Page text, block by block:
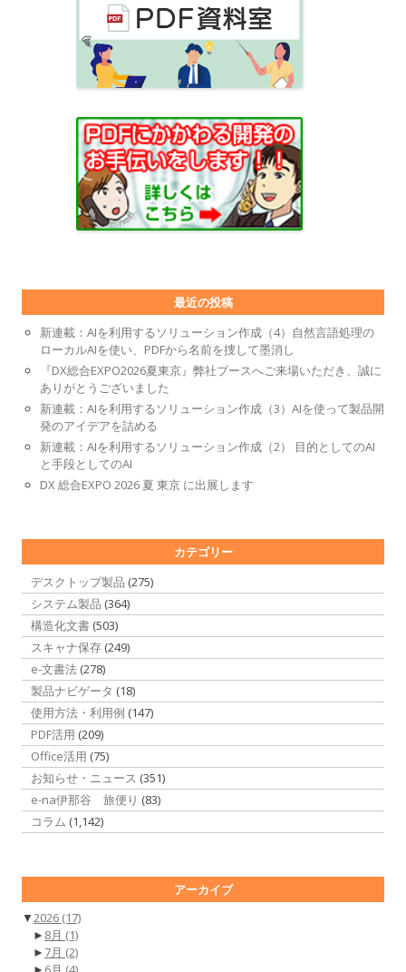
最近の投稿
新連載：AIを利用するソリューション作成（4）自然言語処理の
ローカルAIを使い、PDFから名前を捜して墨消し
『DX総合EXPO2026夏東京』弊社ブースへご来場いただき、誠に
ありがとうございました
新連載：AIを利用するソリューション作成（3）AIを使って製品開
発のアイデアを詰める
新連載：AIを利用するソリューション作成（2） 目的としてのAI
と手段としてのAI
DX 総合EXPO 2026 夏 東京 に出展します
カテゴリー
デスクトップ製品 (275)
システム製品 (364)
構造化文書 (503)
スキャナ保存 (249)
e-文書法 (278)
製品ナビゲータ (18)
使用方法・利用例 (147)
PDF活用 (209)
Office活用 (75)
お知らせ・ニュース (351)
e-na伊那谷 旅便り (83)
コラム (1,142)
アーカイブ
▼2026 (17)
► 8月 (1)
► 7月 (2)